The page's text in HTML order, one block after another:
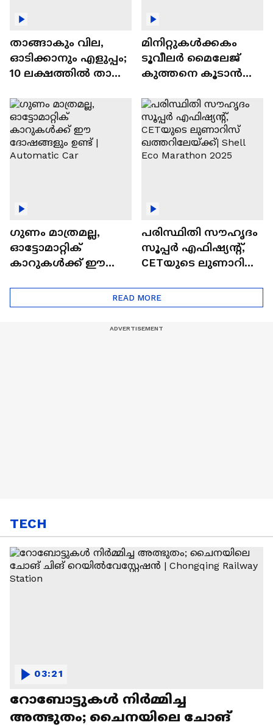
താങ്ങാകും വില,
ഓടിക്കാനും എളുപ്പം;
10 ലക്ഷത്തിൽ താഴെ
ഓട്ടോമാറ്റിക്ക്
എസ്‍യുവികൾ
മിനിറ്റുകൾക്കകം
ടൂവീലർ മൈലേജ്
കുത്തനെ കൂടാൻ
ഗുണം മാത്രമല്ല,
ഓട്ടോമാറ്റിക്
കാറുകൾക്ക് ഈ
പരിസ്ഥിതി സൗഹൃദം
സൂപ്പർ എഫിഷ്യന്റ്,
CETയുടെ ലുണാറിസ്
Eco Marathon 2025
READ MORE
TECH
റോബോട്ടുകൾ നിർമ്മിച്ച
അത്ഭുതം; ചൈനയിലെ ചോങ്
03:21